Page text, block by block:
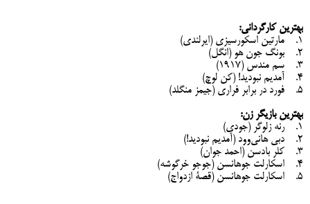
بهترین کارگردانی:
1. مارتین اسکورسیزی (ایرلندی)
2. بونگ جون هو (انگل)
3. سم مندس (1917)
4. آمدیم نبودید! (کن لوچ)
5. فورد در برابر فراری (جیمز منگلد)
بهترین بازیگر زن:
1. رنه زلوگر (جودی)
2. دبی هانی‌وود (آمدیم نبودید!)
3. کلر بادسن (احمد جوان)
4. اسکارلت جوهانسن (جوجو خرگوشه)
5. اسکارلت جوهانسن (قصۀ ازدواج)